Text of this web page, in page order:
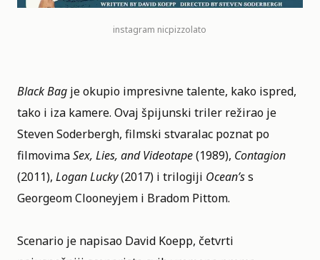
instagram nicpizzolato
Black Bag je okupio impresivne talente, kako ispred,
tako i iza kamere. Ovaj špijunski triler režirao je
Steven Soderbergh, filmski stvaralac poznat po
filmovimaSex, Lies, and Videotape(1989), Contagion
(2011), Logan Lucky(2017) i trilogiji Ocean’ss
Georgeom Clooneyjem i Bradom Pittom.
Scenario je napisao David Koepp, četvrti